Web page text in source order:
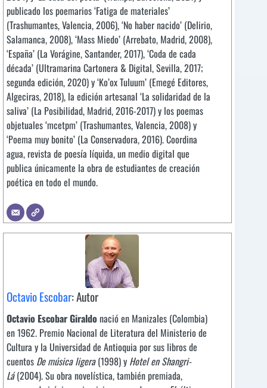
publicado los poemarios ‘Fatiga de materiales’
(Trashumantes, Valencia, 2006), ‘No haber nacido’ (Delirio,
Salamanca, 2008), ‘Mass Miedo’ (Arrebato, Madrid, 2008),
‘España’ (La Vorágine, Santander, 2017), ‘Coda de cada
década’ (Ultramarina Cartonera & Digital, Sevilla, 2017;
segunda edición, 2020) y ‘Ko’ox Tuluum’ (Emegé Editores,
Algeciras, 2018), la edición artesanal ‘La solidaridad de la
saliva’ (La Posibilidad, Madrid, 2016-2017) y los poemas
objetuales ‘mcetpm’ (Trashumantes, Valencia, 2008) y
‘Poema muy bonito’ (La Conservadora, 2016). Coordina
agua, revista de poesía líquida, un medio digital que
publica únicamente la obra de estudiantes de creación
poética en todo el mundo.
Octavio Escobar: Autor
Octavio Escobar Giraldo nació en Manizales (Colombia)
en 1962. Premio Nacional de Literatura del Ministerio de
Cultura y la Universidad de Antioquia por sus libros de
cuentos De música ligera(1998) y Hotel en Shangri-
Lá(2004). Su obra novelística, también premiada,